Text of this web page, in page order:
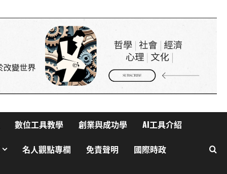
數位工具教學 創業與成功學 AI工具介紹
名人觀點專欄 免責聲明 國際時政
3
GenAI詐騙手法揭秘：你是否正
中圈套？
2025 年 4 月 10 日
4
生活與成長
美國AI領導地位對香港有何啟
2025 年 4 月 10 日 0
健康與生活 生活與成長